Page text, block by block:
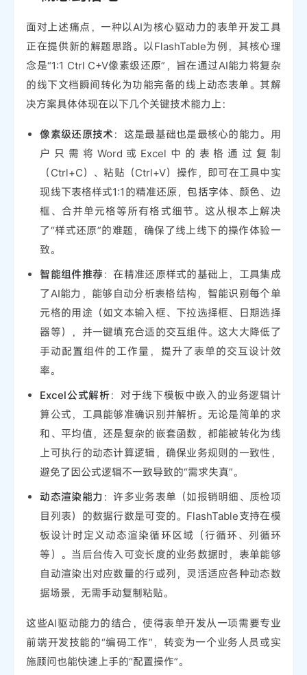
面对上述痛点，一种以AI为核心驱动力的表单开发工具
正在提供新的解题思路。以FlashTable为例，其核心理
念是“1:1 Ctrl C+V像素级还原”，旨在通过AI能力将复杂
的线下文档瞬间转化为功能完备的线上动态表单。其解
决方案具体体现在以下几个关键技术能力上：
像素级还原技术 ：这是最基础也是最核心的能力。用
户只需将Word或Excel中的表格通过复制
（Ctrl+C）、粘贴（Ctrl+V）操作，即可在工具中实
现线下表格样式1:1的精准还原，包括字体、颜色、边
框、合并单元格等所有格式细节。这从根本上解决
了“样式还原”的难题，确保了线上线下的操作体验一
致。
智能组件推荐：在精准还原样式的基础上，工具集成
了AI能力，能够自动分析表格结构，智能识别每个单
元格的用途（如文本输入框、下拉选择框、日期选择
器等），并一键填充合适的交互组件。这大大降低了
手动配置组件的工作量，提升了表单的交互设计效
率。
Excel公式解析：对于线下模板中嵌入的业务逻辑计
算公式，工具能够准确识别并解析。无论是简单的求
和、平均值，还是复杂的嵌套函数，都能被转化为线
上可执行的动态计算逻辑，确保业务规则的一致性，
避免了因公式逻辑不一致导致的“需求失真”。
动态渲染能力 ：许多业务表单（如报销明细、质检项
目列表）的数据行数是可变的。FlashTable支持在模
板设计时定义动态渲染循环区域（行循环、列循环
等）。当后台传入可变长度的业务数据时，表单能够
自动渲染出对应数量的行或列，灵活适应各种动态数
据场景，无需手动复制粘贴。
这些AI驱动能力的结合，使得表单开发从一项需要专业
前端开发技能的“编码工作”，转变为一个业务人员或实
施顾问也能快速上手的“配置操作”。